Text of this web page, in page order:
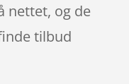
nettet, og de
tilbud